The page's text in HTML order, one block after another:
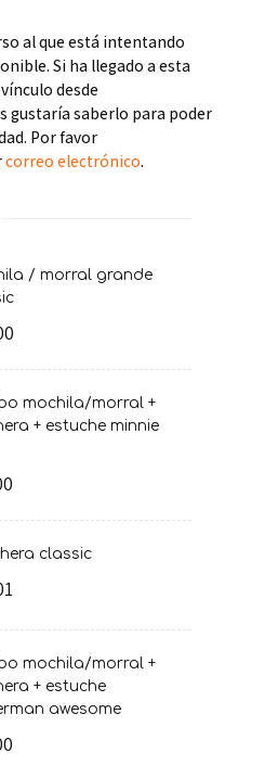
al que está intentando
Si ha llegado a esta
desde
gustaría saberlo para poder
Por favor
correo electrónico.
+ estuche minnie
classic
+ estuche
awesome